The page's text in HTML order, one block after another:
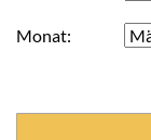
Monat